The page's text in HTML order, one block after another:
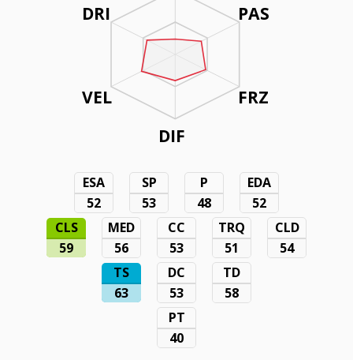
PAS
FRZ
DIF
DRI
VEL
ESA
52
SP
53
P
48
EDA
52
CLS
59
MED
56
CC
53
TRQ
51
CLD
54
TS
63
DC
53
TD
58
PT
40